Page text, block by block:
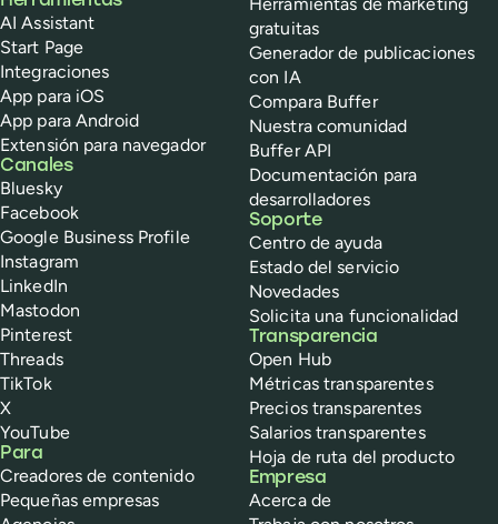
AI Assistant
Start Page
Integraciones
App para iOS
App para Android
Extensión para navegador
Canales
Bluesky
Facebook
Google Business Profile
Instagram
LinkedIn
Mastodon
Pinterest
Threads
TikTok
X
YouTube
Para
Creadores de contenido
Pequeñas empresas
gratuitas
Generador de publicaciones
con IA
Compara Buffer
Nuestra comunidad
Buffer API
Documentación para
desarrolladores
Soporte
Centro de ayuda
Estado del servicio
Novedades
Solicita una funcionalidad
Transparencia
Open Hub
Métricas transparentes
Precios transparentes
Salarios transparentes
Hoja de ruta del producto
Empresa
Acerca de